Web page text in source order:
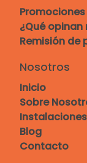
Promociones
¿Qué
Remisión de
Nosotros
Inicio
Sobre
Blog
Contacto